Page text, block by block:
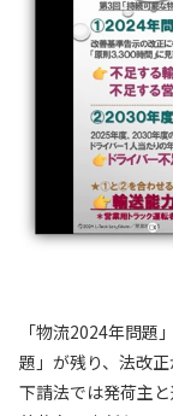
「物流2024年問題
題」が残り、法改
下請法では発荷主